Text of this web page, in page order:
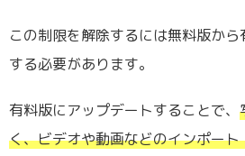
この制限を解除するには無料版か
する必要があります。
有料版にアップデートすることで、
く、ビデオや動画などのインポー